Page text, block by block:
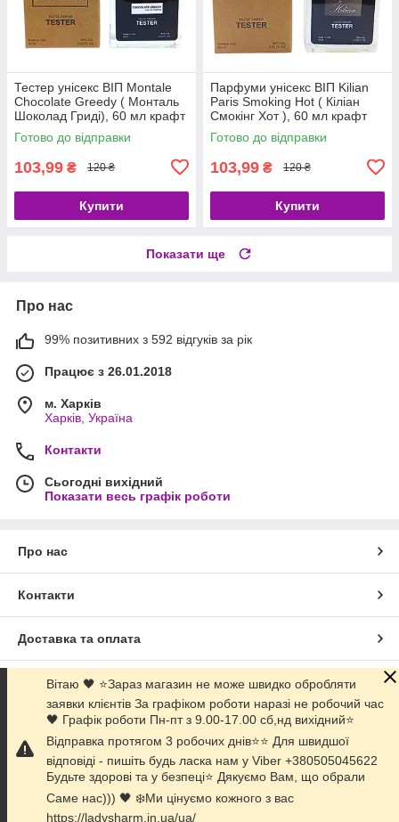
Тестер унісекс ВІП Montale
Chocolate Greedy ( Монталь
Шоколад Гриді), 60 мл крафт
Готово до відправки
103,99 ₴ 120 ₴
Купити
Парфуми унісекс ВІП Kilian
Paris Smoking Hot ( Кіліан
Смокінг Хот ), 60 мл крафт
Готово до відправки
103,99 ₴ 120 ₴
Купити
Показати ще
Про нас
99% позитивних з 592 відгуків за рік
Працює з 26.01.2018
м. Харків
Харків, Україна
Контакти
Сьогодні вихідний
Показати весь графік роботи
Про нас
Контакти
Доставка та оплата
Графік роботи
Повна версія сайту
Сайт створено на маркетплейсіProm.ua
Політика конфіденційності
Вітаю 🖤 ⭐Зараз магазин не може швидко обробляти
заявки клієнтів За графіком роботи наразі не робочий час
🖤 Графік роботи Пн-пт з 9.00-17.00 сб,нд вихідний⭐️
Відправка протягом 3 робочих днів⭐⭐ Для швидшої
відповіді - пишіть будь ласка нам у Viber +380505045622
Будьте здорові та у безпеці⭐ Дякуємо Вам, що обрали
Саме нас))) 🖤 ❄️Ми цінуємо кожного з вас
https://ladysharm.in.ua/ua/